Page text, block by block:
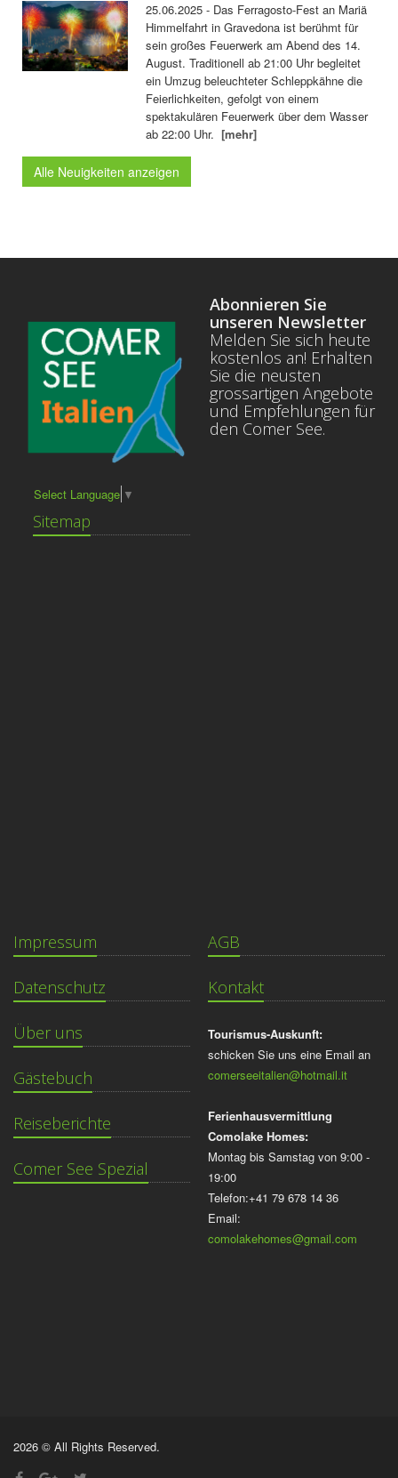
25.06.2025 - Das Ferragosto-Fest an Mariä
Himmelfahrt in Gravedona ist berühmt für
sein großes Feuerwerk am Abend des 14.
August. Traditionell ab 21:00 Uhr begleitet
ein Umzug beleuchteter Schleppkähne die
Feierlichkeiten, gefolgt von einem
spektakulären Feuerwerk über dem Wasser
ab 22:00 Uhr.[mehr]
Alle Neuigkeiten anzeigen
Select Language ▼
Sitemap
Abonnieren Sie
unseren Newsletter
Melden Sie sich heute
kostenlos an! Erhalten
Sie die neusten
grossartigen Angebote
und Empfehlungen für
den Comer See.
Impressum
Datenschutz
Über uns
Gästebuch
Reiseberichte
Comer See Spezial
AGB
Kontakt
Tourismus-Auskunft:
schicken Sie uns eine Email an
comerseeitalien@hotmail.it
Ferienhausvermittlung
Comolake Homes:
Montag bis Samstag von 9:00 -
19:00
Telefon:+41 79 678 14 36
Email:
comolakehomes@gmail.com
2026 © All Rights Reserved.